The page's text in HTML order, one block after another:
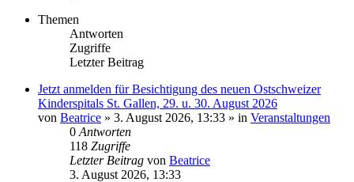
Themen
Antworten
Zugriffe
Letzter Beitrag
Jetzt anmelden für Besichtigung des neuen Ostschweizer
Kinderspitals St. Gallen, 29. u. 30. August 2026
von Beatrice » 3. August 2026, 13:33 » in Veranstaltungen
0 Antworten
118 Zugriffe
Letzter Beitrag von Beatrice
3. August 2026, 13:33